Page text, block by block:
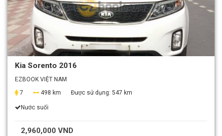
Kia Sorento 2016
EZBOOK VIỆT NAM
7
498 km Được sử dụng: 547 km
Nước suối
2,960,000 VND